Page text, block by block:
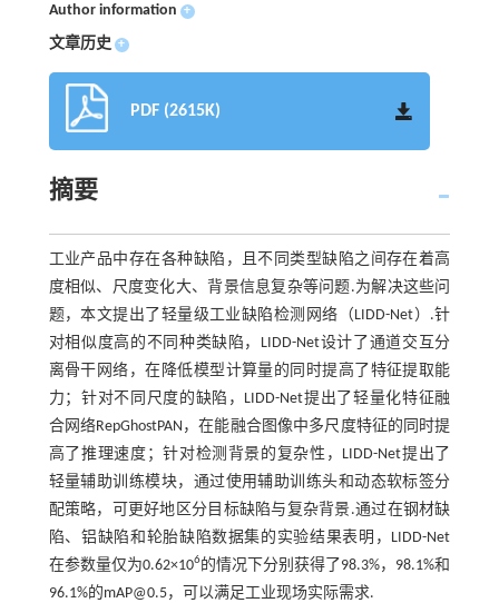
Author information +
文章历史 +
PDF (2615K)
摘要
工业产品中存在各种缺陷，且不同类型缺陷之间存在着高
度相似、尺度变化大、背景信息复杂等问题.为解决这些问
题，本文提出了轻量级工业缺陷检测网络（LIDD-Net）.针
对相似度高的不同种类缺陷，LIDD-Net设计了通道交互分
离骨干网络，在降低模型计算量的同时提高了特征提取能
力；针对不同尺度的缺陷，LIDD-Net提出了轻量化特征融
合网络RepGhostPAN，在能融合图像中多尺度特征的同时提
高了推理速度；针对检测背景的复杂性，LIDD-Net提出了
轻量辅助训练模块，通过使用辅助训练头和动态软标签分
配策略，可更好地区分目标缺陷与复杂背景.通过在钢材缺
陷、铝缺陷和轮胎缺陷数据集的实验结果表明，LIDD-Net
在参数量仅为0.62×106的情况下分别获得了98.3%，98.1%和
96.1%的mAP@0.5，可以满足工业现场实际需求.